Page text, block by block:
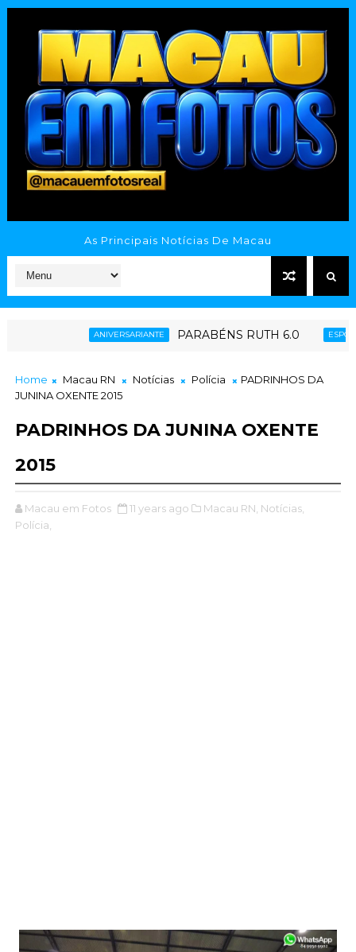
As Principais Notícias De Macau
PARABÉNS RUTH 6.0 ESPORTE Ginásio
Home Macau RN Notícias Polícia
PADRINHOS DA
JUNINA OXENTE 2015
PADRINHOS DA JUNINA OXENTE
2015
Macau em Fotos 11 years ago Macau RN, Notícias,
Polícia,